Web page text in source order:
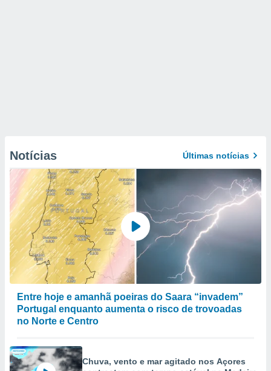
Notícias Últimas notícias
Entre hoje e amanhã poeiras do Saara “invadem”
Portugal enquanto aumenta o risco de trovoadas
no Norte e Centro
Chuva, vento e mar agitado nos Açores